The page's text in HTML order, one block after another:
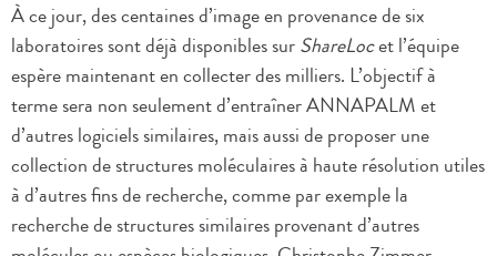
À ce jour, des centaines d’image en provenance de six
laboratoires sont déjà disponibles surShareLocet l’équipe
espère maintenant en collecter des milliers. L’objectif à
terme sera non seulement d’entraîner ANNAPALM et
d’autres logiciels similaires, mais aussi de proposer une
collection de structures moléculaires à haute résolution utiles
à d’autres fins de recherche, comme par exemple la
recherche de structures similaires provenant d’autres